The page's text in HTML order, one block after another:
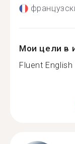
Мои цели в
Fluent